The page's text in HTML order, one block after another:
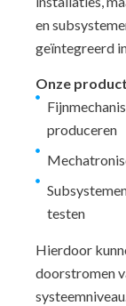
en
geïntegreerd
Onze
produceren
testen
Hierdoor
doorstromen